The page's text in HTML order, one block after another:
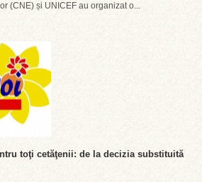
(CNE) și UNICEF au organizat o...
toţi cetăţenii: de la decizia substituită